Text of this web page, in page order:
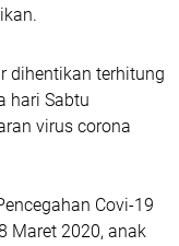
dihentikan terhitung
hari Sabtu
virus corona
Covi-19
Maret 2020, anak